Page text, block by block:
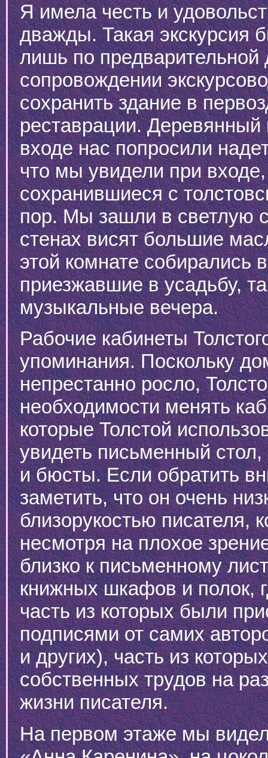
Я имела честь и
дважды. Такая экскурсия
лишь по предварительной
сопровождении
сохранить здание в
реставрации. Деревянный
входе нас попросили
что мы увидели при
сохранившиеся с
пор. Мы зашли в светлую
стенах висят большие
этой комнате собирались
приезжавшие в усадьбу,
музыкальные вечера.
Рабочие кабинеты
упоминания. Поскольку
непрестанно росло,
необходимости менять
которые Толстой
увидеть письменный
и бюсты. Если обратить
заметить, что он очень
близорукостью писателя,
несмотря на плохое
близко к письменному
книжных шкафов и полок,
часть из которых были
подписями от самих
и других), часть из
собственных трудов на
жизни писателя.
На первом этаже мы